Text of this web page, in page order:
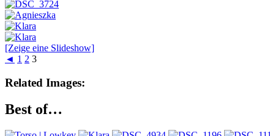
[Zeige eine Slideshow]
◄ 1 2 3
Related Images:
Best of…